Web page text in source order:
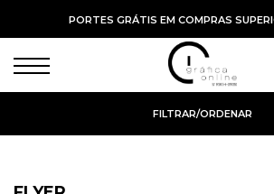
PORTES GRÁTIS EM COMPRAS
FILTRAR/ORDENAR